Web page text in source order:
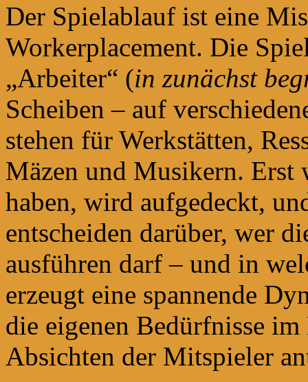
Der Spielablauf ist eine
Workerplacement. Die
„Arbeiter“ (in zunächst
Scheiben – auf
stehen für Werkstätten,
Mäzen und Musikern. Erst
haben, wird aufgedeckt,
entscheiden darüber, wer
ausführen darf – und in
erzeugt eine spannende
die eigenen Bedürfnisse
Absichten der Mitspieler